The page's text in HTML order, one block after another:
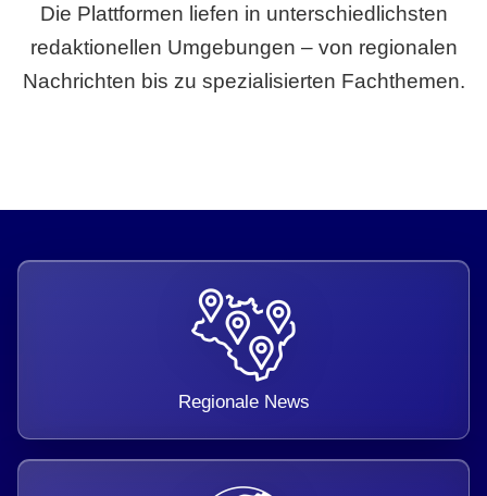
Die Plattformen liefen in unterschiedlichsten
redaktionellen Umgebungen – von regionalen
Nachrichten bis zu spezialisierten Fachthemen.
Regionale News